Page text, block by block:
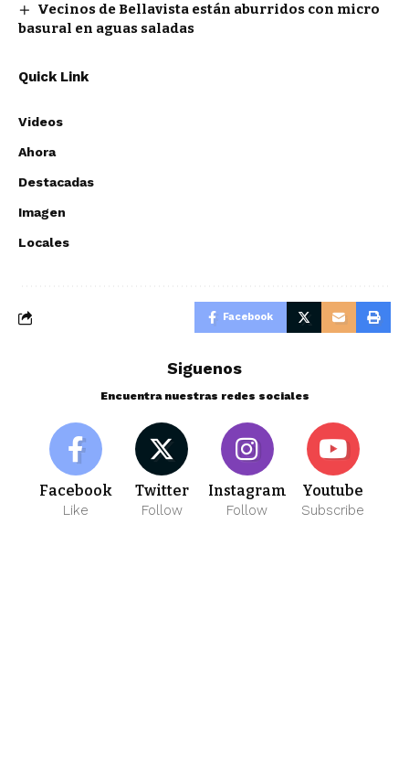
Vecinos de Bellavista están aburridos con micro
basural en aguas saladas
Quick Link
Videos
Ahora
Destacadas
Imagen
Locales
Facebook
Siguenos
Encuentra nuestras redes sociales
Facebook
Like
Twitter
Follow
Instagram
Follow
Youtube
Subscribe